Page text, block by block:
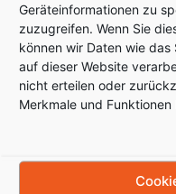
Geräteinformationen zu
zuzugreifen. Wenn Sie
können wir Daten wie
auf dieser Website
nicht erteilen oder
Merkmale und
Tel:+49
Termine